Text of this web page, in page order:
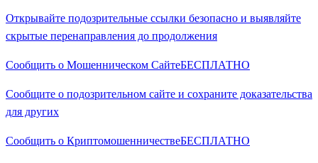
Открывайте подозрительные ссылки безопасно и выявляйте
скрытые перенаправления до продолжения
Сообщить о Мошенническом СайтеБЕСПЛАТНО
Сообщите о подозрительном сайте и сохраните доказательства
для других
Сообщить о КриптомошенничествеБЕСПЛАТНО